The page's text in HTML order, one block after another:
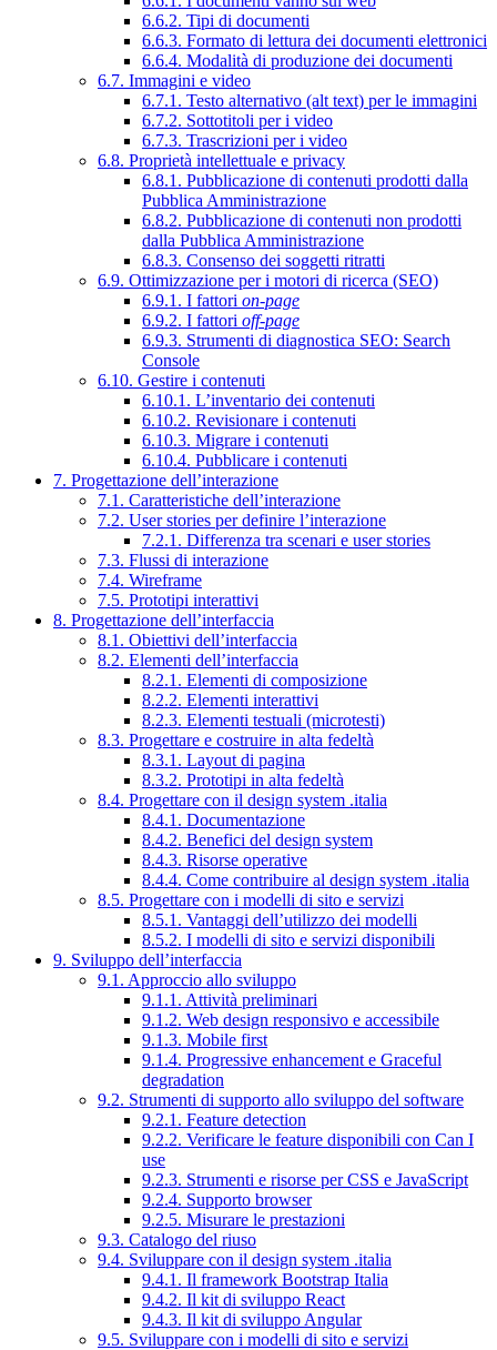
6.6.2. Tipi di documenti
6.6.3. Formato di lettura dei documenti elettronici
6.6.4. Modalità di produzione dei documenti
6.7. Immagini e video
6.7.1. Testo alternativo (alt text) per le immagini
6.7.2. Sottotitoli per i video
6.7.3. Trascrizioni per i video
6.8. Proprietà intellettuale e privacy
6.8.1. Pubblicazione di contenuti prodotti dalla
Pubblica Amministrazione
6.8.2. Pubblicazione di contenuti non prodotti
dalla Pubblica Amministrazione
6.8.3. Consenso dei soggetti ritratti
6.9. Ottimizzazione per i motori di ricerca (SEO)
6.9.1. I fattori on-page
6.9.2. I fattori off-page
6.9.3. Strumenti di diagnostica SEO: Search
Console
6.10. Gestire i contenuti
6.10.1. L’inventario dei contenuti
6.10.2. Revisionare i contenuti
6.10.3. Migrare i contenuti
6.10.4. Pubblicare i contenuti
7. Progettazione dell’interazione
7.1. Caratteristiche dell’interazione
7.2. User stories per definire l’interazione
7.2.1. Differenza tra scenari e user stories
7.3. Flussi di interazione
7.4. Wireframe
7.5. Prototipi interattivi
8. Progettazione dell’interfaccia
8.1. Obiettivi dell’interfaccia
8.2. Elementi dell’interfaccia
8.2.1. Elementi di composizione
8.2.2. Elementi interattivi
8.2.3. Elementi testuali (microtesti)
8.3. Progettare e costruire in alta fedeltà
8.3.1. Layout di pagina
8.3.2. Prototipi in alta fedeltà
8.4. Progettare con il design system .italia
8.4.1. Documentazione
8.4.2. Benefici del design system
8.4.3. Risorse operative
8.4.4. Come contribuire al design system .italia
8.5. Progettare con i modelli di sito e servizi
8.5.1. Vantaggi dell’utilizzo dei modelli
8.5.2. I modelli di sito e servizi disponibili
9. Sviluppo dell’interfaccia
9.1. Approccio allo sviluppo
9.1.1. Attività preliminari
9.1.2. Web design responsivo e accessibile
9.1.3. Mobile first
9.1.4. Progressive enhancement e Graceful
degradation
9.2. Strumenti di supporto allo sviluppo del software
9.2.1. Feature detection
9.2.2. Verificare le feature disponibili con Can I
use
9.2.3. Strumenti e risorse per CSS e JavaScript
9.2.4. Supporto browser
9.2.5. Misurare le prestazioni
9.3. Catalogo del riuso
9.4. Sviluppare con il design system .italia
9.4.1. Il framework Bootstrap Italia
9.4.2. Il kit di sviluppo React
9.4.3. Il kit di sviluppo Angular
9.5. Sviluppare con i modelli di sito e servizi